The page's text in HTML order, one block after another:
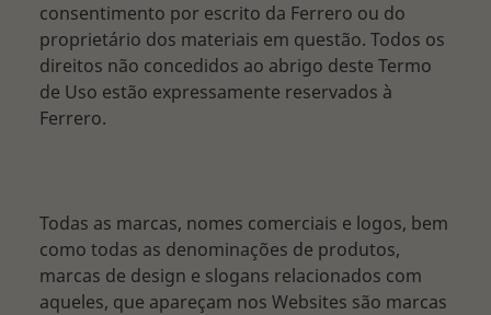
consentimento por escrito da Ferrero ou do
proprietário dos materiais em questão. Todos os
direitos não concedidos ao abrigo deste Termo
de Uso estão expressamente reservados à
Ferrero.
Todas as marcas, nomes comerciais e logos, bem
como todas as denominações de produtos,
marcas de design e slogans relacionados com
aqueles, que apareçam nos Websites são marcas